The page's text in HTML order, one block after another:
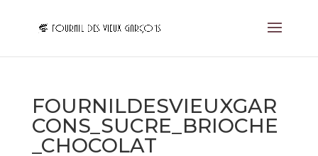
FOURNILDESVIEUXGAR
CONS_SUCRE_BRIOCHE
_CHOCOLAT